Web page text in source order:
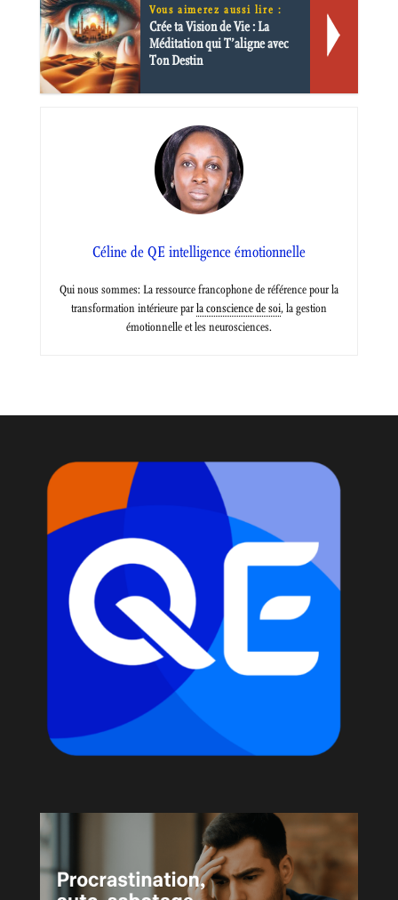
Vous aimerez aussi lire :
Crée ta Vision de Vie : La
Méditation qui T’aligne avec
Ton Destin
Céline de QE intelligence émotionnelle
Qui nous sommes: La ressource francophone de référence pour la
transformation intérieure parla conscience de soi, la gestion
émotionnelle et les neurosciences.